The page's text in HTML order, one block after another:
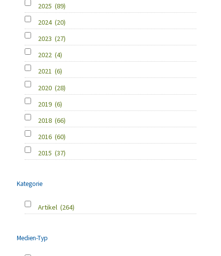
2025 (89)
2024 (20)
2023 (27)
2022 (4)
2021 (6)
2020 (28)
2019 (6)
2018 (66)
2016 (60)
2015 (37)
Kategorie
Artikel (264)
Medien-Typ